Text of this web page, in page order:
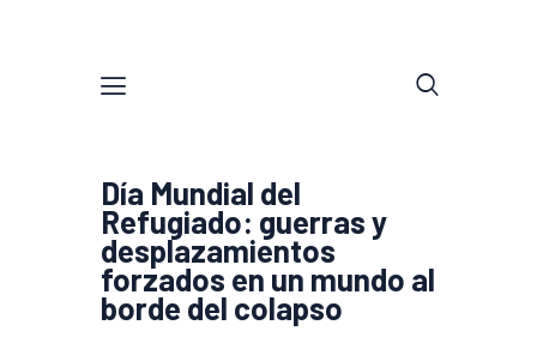
Día Mundial del
Refugiado: guerras y
desplazamientos
forzados en un mundo al
borde del colapso